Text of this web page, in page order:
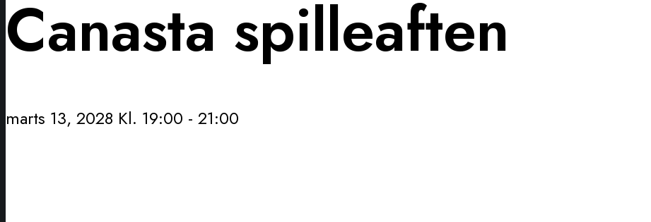
Canasta spilleaften
marts 13, 2028 Kl. 19:00 - 21:00